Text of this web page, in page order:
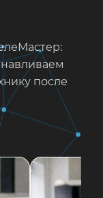
после